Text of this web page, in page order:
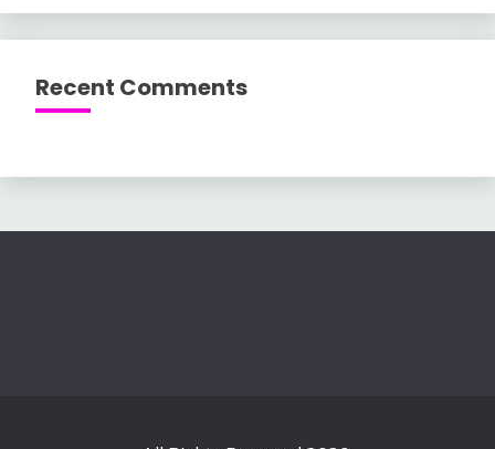
Recent Comments